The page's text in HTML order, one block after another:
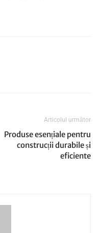
Articolul următor
Produse esențiale pentru
construcții durabile și
eficiente